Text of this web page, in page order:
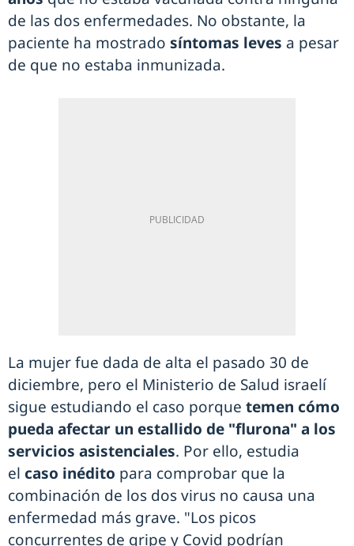
de las dos enfermedades. No obstante, la
paciente ha mostrado síntomas leves a pesar
de que no estaba inmunizada.
La mujer fue dada de alta el pasado 30 de
diciembre, pero el Ministerio de Salud israelí
sigue estudiando el caso porque temen cómo
pueda afectar un estallido de "flurona" a los
servicios asistenciales. Por ello, estudia
el caso inédito para comprobar que la
combinación de los dos virus no causa una
enfermedad más grave. "Los picos
concurrentes de gripe y Covid podrían